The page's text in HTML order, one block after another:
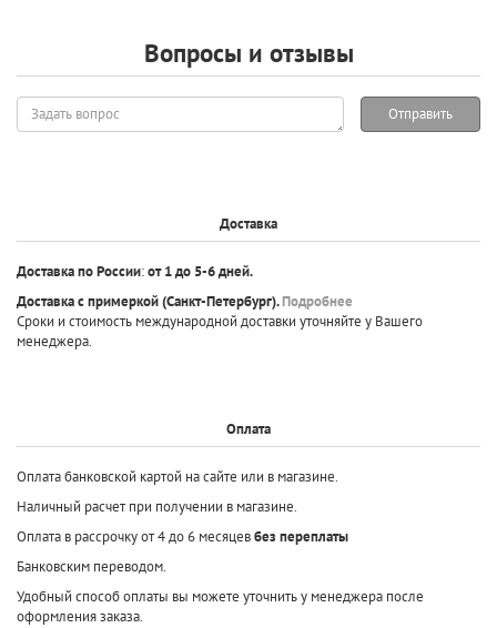
Вопросы и отзывы
Задать
вопрос
Отправить
Доставка
Доставка по России:от 1 до 5-6 дней.
Доставка с примеркой(Санкт-Петербург).Подробнее
Сроки и стоимость международной доставки уточняйте у Вашего
менеджера.
Оплата
Оплата банковской картой на сайте или в магазине.
Наличный расчет при получении в магазине.
Оплата в рассрочку от 4 до 6 месяцевбез переплаты
Банковским переводом.
Удобный способ оплаты вы можете уточнить у менеджера после
оформления заказа.